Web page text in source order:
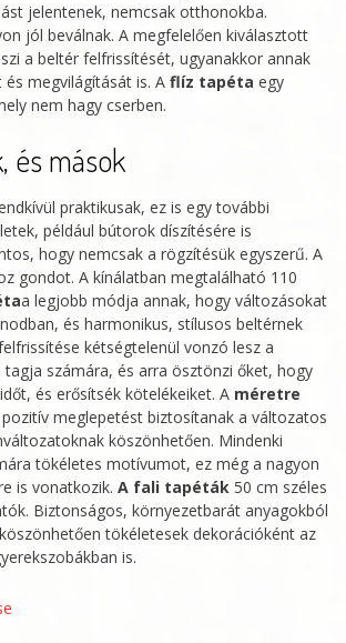
jelentenek, nemcsak otthonokba.
jól beválnak. A megfelelően kiválasztott
a beltér felfrissítését, ugyanakkor annak
és megvilágítását is. Aflíz tapéta egy
nem hagy cserben.
és mások
praktikusak, ez is egy további
például bútorok díszítésére is
hogy nemcsak a rögzítésük egyszerű. A
gondot. A kínálatban megtalálható 110
a legjobb módja annak, hogy változásokat
és harmonikus, stílusos beltérnek
kétségtelenül vonzó lesz a
számára, és arra ösztönzi őket, hogy
és erősítsék kötelékeiket. A méretre
pozitív meglepetést biztosítanak a változatos
köszönhetően. Mindenki
tökéletes motívumot, ez még a nagyon
is vonatkozik.A fali tapéták 50 cm széles
Biztonságos, környezetbarát anyagokból
tökéletesek dekorációként az
is.